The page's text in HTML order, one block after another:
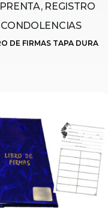
REGISTRO
CONDOLENCIAS
DE FIRMAS TAPA DURA